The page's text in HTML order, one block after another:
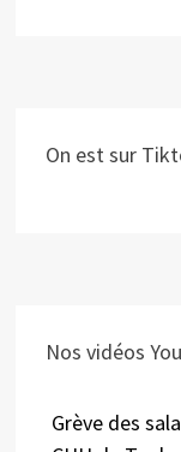
On est sur
Nos vidéos
Grève des